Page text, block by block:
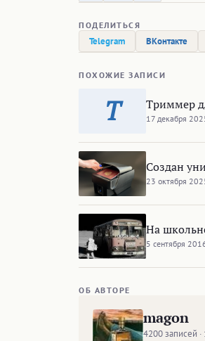
ПОДЕЛИТЬСЯ
Telegram ВКонтакте
ПОХОЖИЕ ЗАПИСИ
Т Триммер
17 декабря
Создан
23 октября
На
5 сентября
ОБ АВТОРЕ
magon
4200 записей